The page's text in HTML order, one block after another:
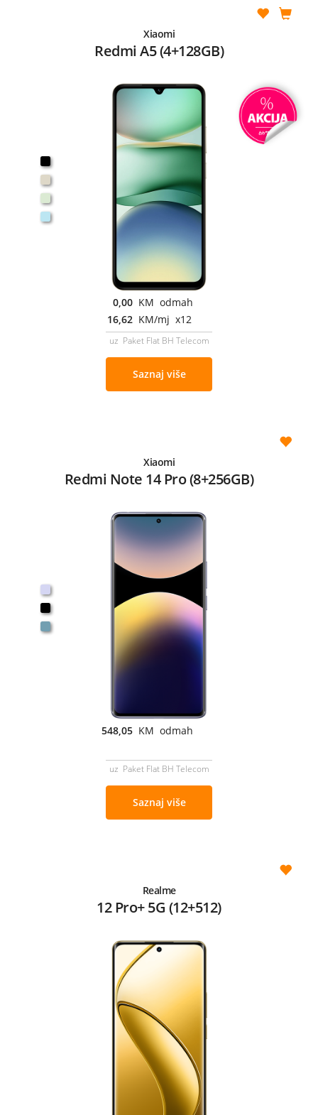
Xiaomi
Redmi A5 (4+128GB)
0,00 KM odmah
16,62 KM/mj x12
uz Paket Flat BH Telecom
Saznaj više
Xiaomi
Redmi Note 14 Pro (8+256GB)
548,05 KM odmah
uz Paket Flat BH Telecom
Saznaj više
Realme
12 Pro+ 5G (12+512)